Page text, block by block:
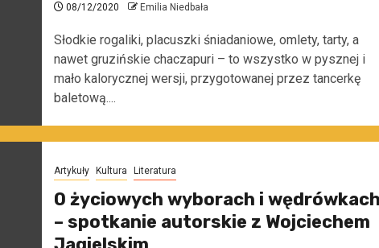
08/12/2020 Emilia Niedbała
Słodkie rogaliki, placuszki śniadaniowe, omlety, tarty, a
nawet gruzińskie chaczapuri – to wszystko w pysznej i
mało kalorycznej wersji, przygotowanej przez tancerkę
baletową....
Artykuły Kultura Literatura
O życiowych wyborach i
– spotkanie autorskie z Wojciechem